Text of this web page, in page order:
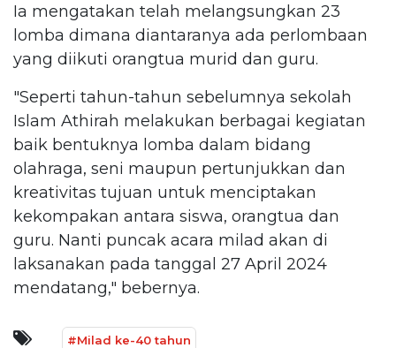
Ia mengatakan telah melangsungkan 23
lomba dimana diantaranya ada perlombaan
yang diikuti orangtua murid dan guru.
"Seperti tahun-tahun sebelumnya sekolah
Islam Athirah melakukan berbagai kegiatan
baik bentuknya lomba dalam bidang
olahraga, seni maupun pertunjukkan dan
kreativitas tujuan untuk menciptakan
kekompakan antara siswa, orangtua dan
guru. Nanti puncak acara milad akan di
laksanakan pada tanggal 27 April 2024
mendatang," bebernya.
#Milad ke-40 tahun